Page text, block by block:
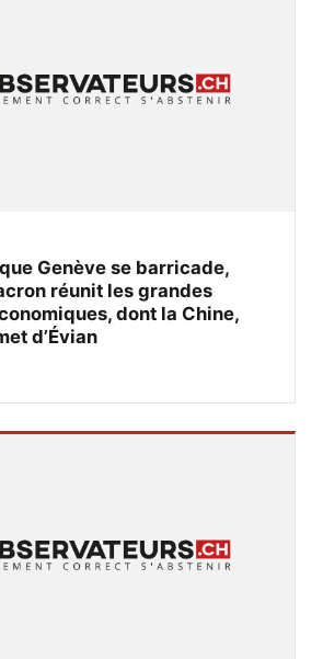
Genève se barricade,
réunit les grandes
dont la Chine,
d’Évian